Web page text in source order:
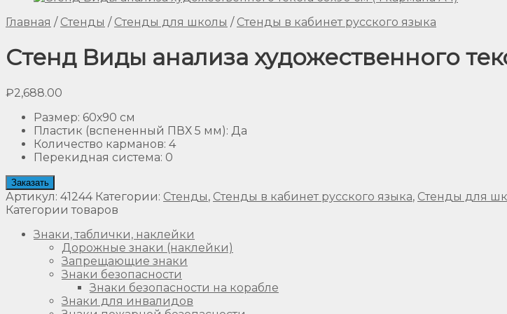
Главная / Стенды / Стенды для школы / Стенды в кабинет русского языка
Стенд Виды анализа художественного
₽2,688.00
Размер: 60х90 см
Пластик (вспененный ПВХ 5 мм): Да
Количество карманов: 4
Перекидная система: 0
Заказать
Артикул: 41244 Категории: Стенды, Стенды в кабинет русского языка, Стенды для
Категории товаров
Знаки, таблички, наклейки
Дорожные знаки (наклейки)
Запрещающие знаки
Знаки безопасности
Знаки безопасности на корабле
Знаки для инвалидов